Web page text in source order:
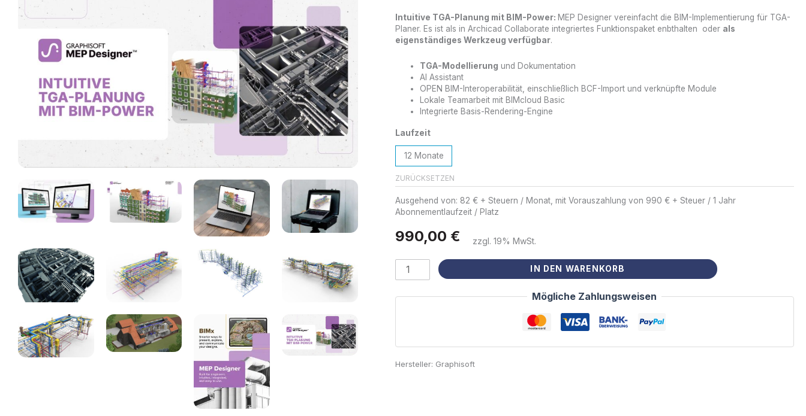
Intuitive TGA-Planung mit BIM-Power: MEP Designer vereinfacht die BIM-Implementierung für TGA-
Planer. Es ist als in Archicad Collaborate integriertes Funktionspaket enbthalten oder als
eigenständiges Werkzeug verfügbar.
TGA-Modellierung und Dokumentation
AI Assistant
OPEN BIM-Interoperabilität, einschließlich BCF-Import und verknüpfte Module
Lokale Teamarbeit mit BIMcloud Basic
Integrierte Basis-Rendering-Engine
Laufzeit
12 Monate
ZURÜCKSETZEN
Ausgehend von: 82 € + Steuern / Monat, mit Vorauszahlung von 990 € + Steuer / 1 Jahr
Abonnementlaufzeit / Platz
990,00 € Zzgl. 19% MwSt.
Menge
IN DEN WARENKORB
Mögliche Zahlungsweisen
Hersteller: Graphisoft